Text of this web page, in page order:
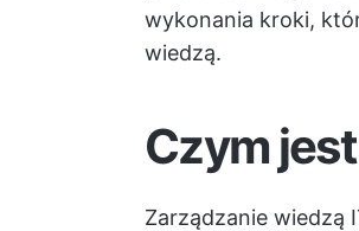
wykonania kroki,
wiedzą.
Czym
Zarządzanie wiedzą